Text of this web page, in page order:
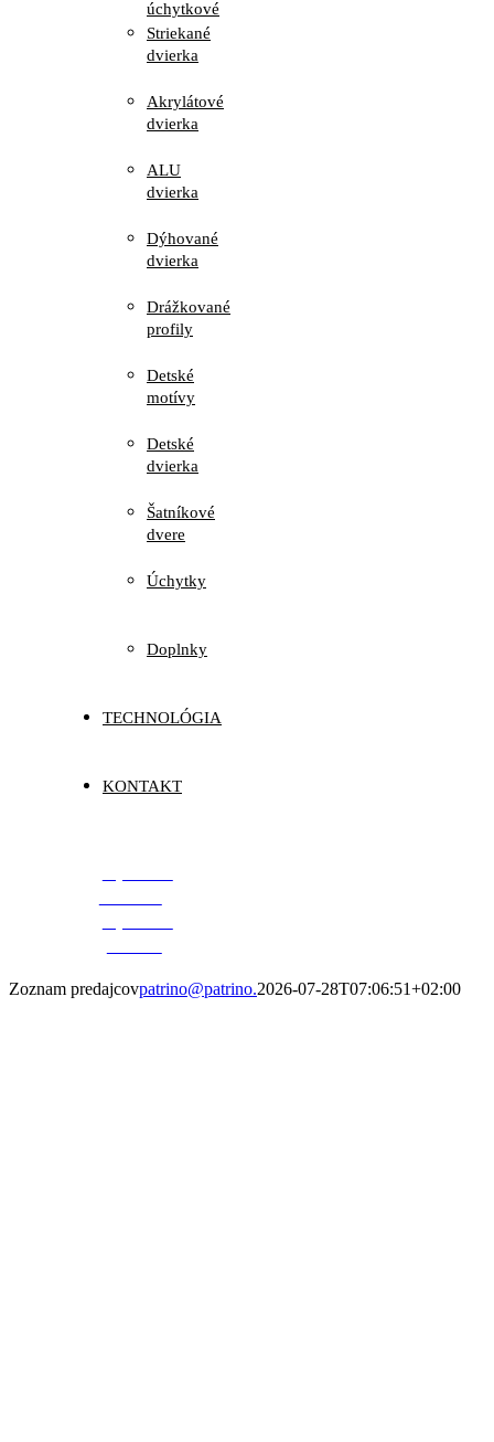
úchytkové
Striekané
dvierka
Akrylátové
dvierka
ALU
dvierka
Dýhované
dvierka
Drážkované
profily
Detské
motívy
Detské
dvierka
Šatníkové
dvere
Úchytky
Doplnky
TECHNOLÓGIA
KONTAKT
Zoznam predajcovpatrino@patrino.2026-07-28T07:06:51+02:00